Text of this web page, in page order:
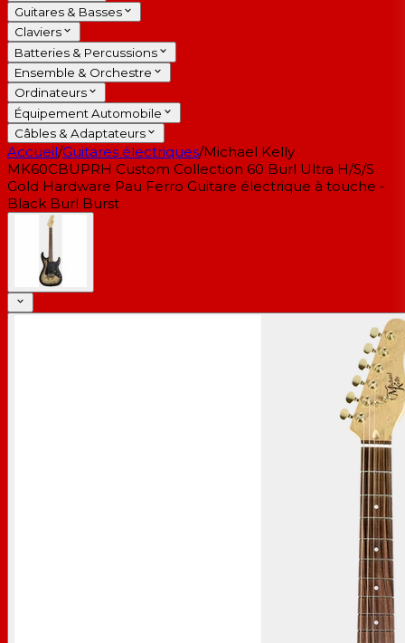
Guitares & Basses
Claviers
Batteries & Percussions
Ensemble & Orchestre
Ordinateurs
Équipement Automobile
Câbles & Adaptateurs
Accueil/Guitares électriques/Michael Kelly
MK60CBUPRH Custom Collection 60 Burl Ultra H/S/S
Gold Hardware Pau Ferro Guitare électrique à touche -
Black Burl Burst